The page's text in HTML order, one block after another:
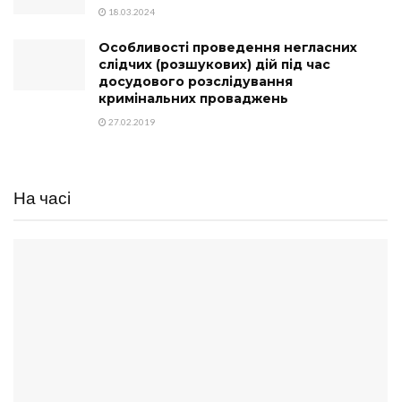
18.03.2024
Особливості проведення негласних
слідчих (розшукових) дій під час
досудового розслідування
кримінальних проваджень
27.02.2019
На часі